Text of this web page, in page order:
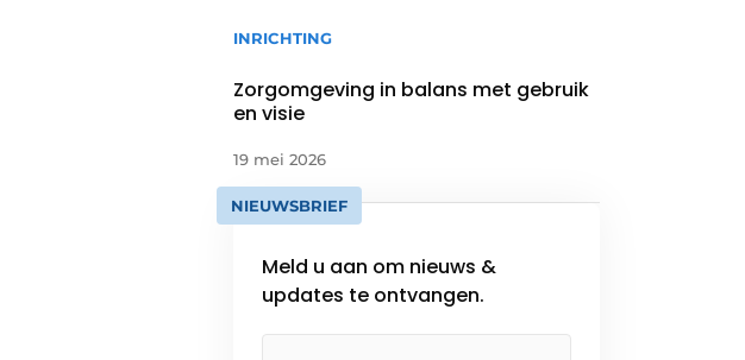
INRICHTING
Zorgomgeving in balans met gebruik
en visie
19 mei 2026
NIEUWSBRIEF
Meld u aan om nieuws &
updates te ontvangen.